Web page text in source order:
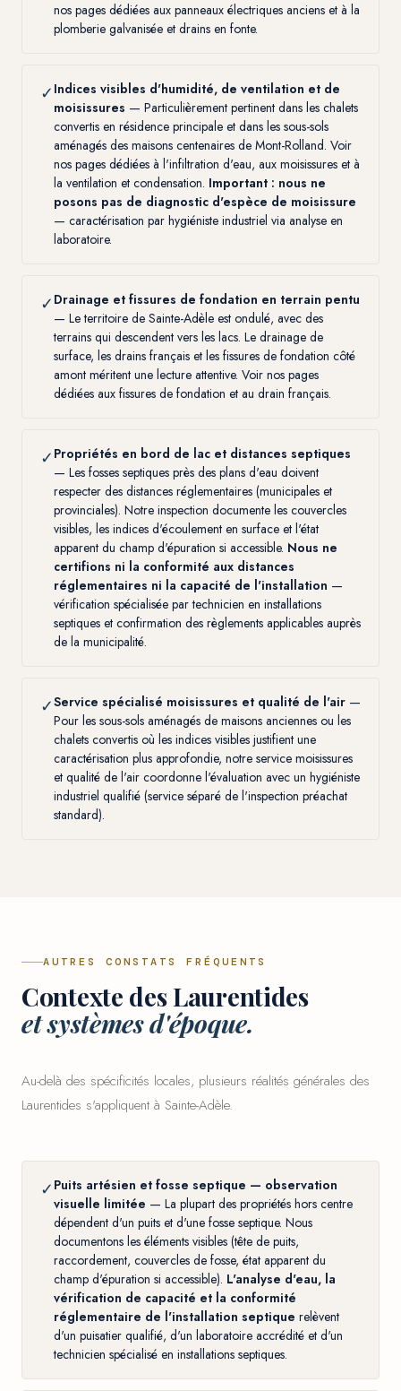
nos pages dédiées aux panneaux électriques anciens et à la
plomberie galvanisée et drains en fonte.
✓ Indices visibles d'humidité, de ventilation et de
moisissures — Particulièrement pertinent dans les chalets
convertis en résidence principale et dans les sous-sols
aménagés des maisons centenaires de Mont-Rolland. Voir
nos pages dédiées à l'infiltration d'eau, aux moisissures et à
la ventilation et condensation. Important : nous ne
posons pas de diagnostic d'espèce de moisissure
— caractérisation par hygiéniste industriel via analyse en
laboratoire.
✓ Drainage et fissures de fondation en terrain pentu
— Le territoire de Sainte-Adèle est ondulé, avec des
terrains qui descendent vers les lacs. Le drainage de
surface, les drains français et les fissures de fondation côté
amont méritent une lecture attentive. Voir nos pages
dédiées aux fissures de fondation et au drain français.
✓ Propriétés en bord de lac et distances septiques
— Les fosses septiques près des plans d'eau doivent
respecter des distances réglementaires (municipales et
provinciales). Notre inspection documente les couvercles
visibles, les indices d'écoulement en surface et l'état
apparent du champ d'épuration si accessible. Nous ne
certifions ni la conformité aux distances
réglementaires ni la capacité de l'installation —
vérification spécialisée par technicien en installations
septiques et confirmation des règlements applicables auprès
de la municipalité.
✓Service spécialisé moisissures et qualité de l'air —
Pour les sous-sols aménagés de maisons anciennes ou les
chalets convertis où les indices visibles justifient une
caractérisation plus approfondie, notre service moisissures
et qualité de l'air coordonne l'évaluation avec un hygiéniste
industriel qualifié (service séparé de l'inspection préachat
standard).
AUTRES CONSTATS FRÉQUENTS
Contexte des Laurentides
et systèmes d'époque.
Au-delà des spécificités locales, plusieurs réalités générales des
Laurentides s'appliquent à Sainte-Adèle.
✓ Puits artésien et fosse septique — observation
visuelle limitée — La plupart des propriétés hors centre
dépendent d'un puits et d'une fosse septique. Nous
documentons les éléments visibles (tête de puits,
raccordement, couvercles de fosse, état apparent du
champ d'épuration si accessible). L'analyse d'eau, la
vérification de capacité et la conformité
réglementaire de l'installation septique relèvent
d'un puisatier qualifié, d'un laboratoire accrédité et d'un
technicien spécialisé en installations septiques.